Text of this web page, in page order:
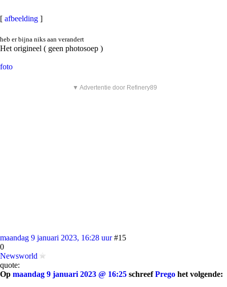
[ afbeelding ]
heb er bijna niks aan verandert
Het origineel ( geen photosoep )
foto
▼ Advertentie door Refinery89
maandag 9 januari 2023, 16:28 uur #15
0
Newsworld
quote:
Op maandag 9 januari 2023 @ 16:25 schreefPrego het volgende: